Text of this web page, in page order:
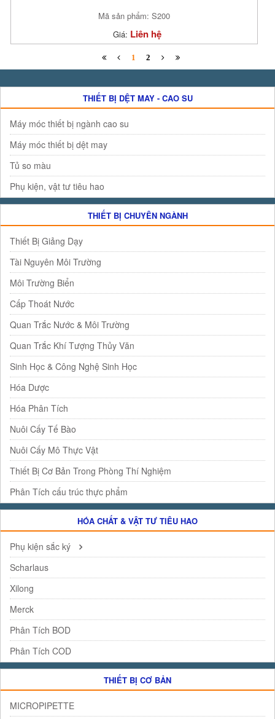
Mã sản phẩm: S200
Giá: Liên hệ
1 2
THIẾT BỊ DỆT MAY - CAO SU
Máy móc thiết bị ngành cao su
Máy móc thiết bị dệt may
Tủ so màu
Phụ kiện, vật tư tiêu hao
THIẾT BỊ CHUYÊN NGÀNH
Thiết Bị Giảng Dạy
Tài Nguyên Môi Trường
Môi Trường Biển
Cấp Thoát Nước
Quan Trắc Nước & Môi Trường
Quan Trắc Khí Tượng Thủy Văn
Sinh Học & Công Nghệ Sinh Học
Hóa Dược
Hóa Phân Tích
Nuôi Cấy Tế Bào
Nuôi Cấy Mô Thực Vật
Thiết Bị Cơ Bản Trong Phòng Thí Nghiệm
Phân Tích cấu trúc thực phẩm
HÓA CHẤT & VẬT TƯ TIÊU HAO
Phụ kiện sắc ký
Scharlaus
Xilong
Merck
Phân Tích BOD
Phân Tích COD
THIẾT BỊ CƠ BẢN
MICROPIPETTE